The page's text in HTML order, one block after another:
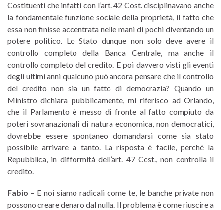
Costituenti che infatti con l’art. 42 Cost. disciplinavano anche
la fondamentale funzione sociale della proprietà, il fatto che
essa non finisse accentrata nelle mani di pochi diventando un
potere politico. Lo Stato dunque non solo deve avere il
controllo completo della Banca Centrale, ma anche il
controllo completo del credito. E poi davvero visti gli eventi
degli ultimi anni qualcuno può ancora pensare che il controllo
del credito non sia un fatto di democrazia? Quando un
Ministro dichiara pubblicamente, mi riferisco ad Orlando,
che il Parlamento è messo di fronte al fatto compiuto da
poteri sovranazionali di natura economica, non democratici,
dovrebbe essere spontaneo domandarsi come sia stato
possibile arrivare a tanto. La risposta è facile, perché la
Repubblica, in difformità dell’art. 47 Cost., non controlla il
credito.
Fabio – E noi siamo radicali come te, le banche private non
possono creare denaro dal nulla. Il problema è come riuscire a